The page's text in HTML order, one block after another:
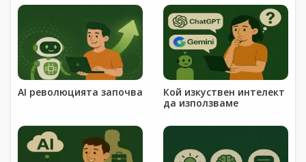
AI революцията започва
Кой изкуствен интелект
да използваме